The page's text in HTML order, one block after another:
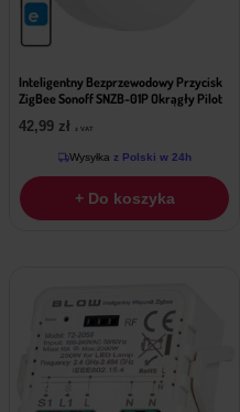
Inteligentny Bezprzewodowy Przycisk
ZigBee Sonoff SNZB-01P Okrągły Pilot
42,99 zł z VAT
Wysyłka z Polski w 24h
+ Do koszyka